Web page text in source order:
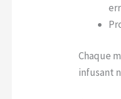
Chaque
infusant